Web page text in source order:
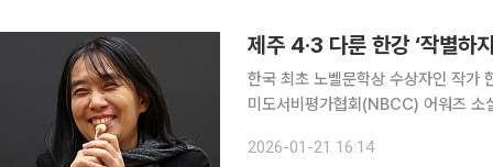
제주 4·3 다룬 한강 ‘작별하
한국 최초 노벨문학상 수상자인 작가
미도서비평가협회(NBCC) 어워즈 소설 부문 최종 후
다. 영어 제목은 'We Do Not Part'로
2026-01-21 16:14